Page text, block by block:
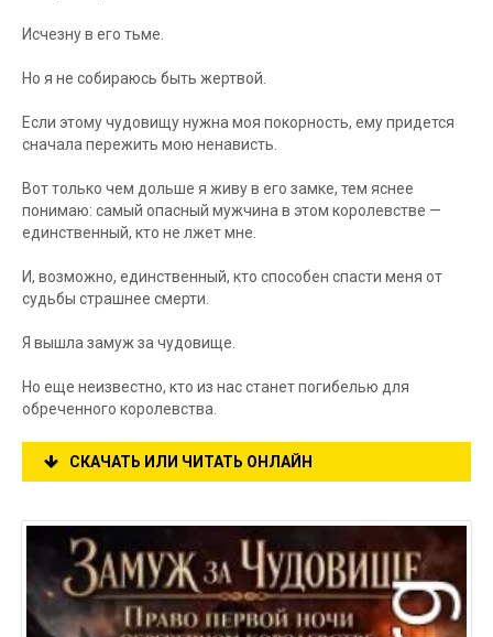
Исчезну в его тьме.
Но я не собираюсь быть жертвой.
Если этому чудовищу нужна моя покорность, ему придется
сначала пережить мою ненависть.
Вот только чем дольше я живу в его замке, тем яснее
понимаю: самый опасный мужчина в этом королевстве —
единственный, кто не лжет мне.
И, возможно, единственный, кто способен спасти меня от
судьбы страшнее смерти.
Я вышла замуж за чудовище.
Но еще неизвестно, кто из нас станет погибелью для
обреченного королевства.
СКАЧАТЬ ИЛИ ЧИТАТЬ ОНЛАЙН